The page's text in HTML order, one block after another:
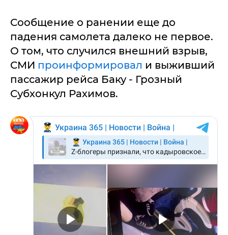
Сообщение о ранении еще до
падения самолета далеко не первое.
О том, что случился внешний взрыв,
СМИ проинформировал и выживший
пассажир рейса Баку - Грозный
Субхонкул Рахимов.